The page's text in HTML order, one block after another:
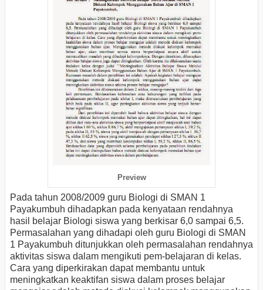
Preview
Pada tahun 2008/2009 guru Biologi di SMAN 1
Payakumbuh dihadapkan pada kenyataan rendahnya
hasil belajar Biologi siswa yang berkisar 6,0 sampai 6,5.
Permasalahan yang dihadapi oleh guru Biologi di SMAN
1 Payakumbuh ditunjukkan oleh permasalahan rendahnya
aktivitas siswa dalam mengikuti pem-belajaran di kelas.
Cara yang diperkirakan dapat membantu untuk
meningkatkan keaktifan siswa dalam proses belajar